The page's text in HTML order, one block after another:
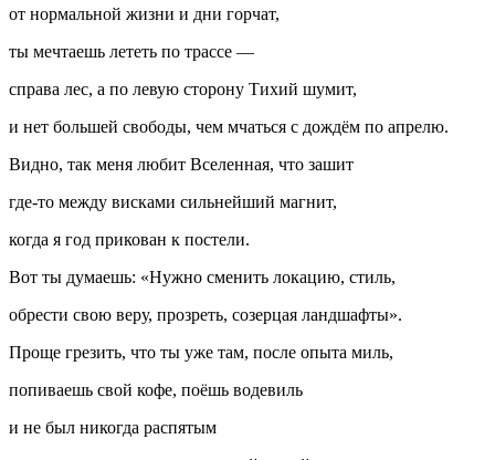
от нормальной жизни и дни горчат,
ты мечтаешь лететь по трассе —
справа лес, а по левую сторону Тихий шумит,
и нет большей свободы, чем мчаться с дождём по апрелю.
Видно, так меня любит Вселенная, что зашит
где-то между висками сильнейший магнит,
когда я год прикован к постели.
Вот ты думаешь: «Нужно сменить локацию, стиль,
обрести свою веру, прозреть, созерцая ландшафты».
Проще грезить, что ты уже там, после опыта миль,
попиваешь свой кофе, поёшь водевиль
и не был никогда распятым